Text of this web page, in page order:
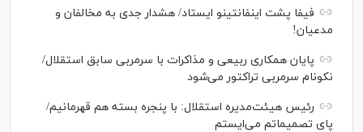
فیفا پشت اینفانتینو ایستاد/ هشدار جدی به مخالفان و
مدعیان!
پایان همکاری ربیعی و مذاکرات با سرمربی سابق استقلال/
نکونام سرمربی تراکتور می‌شود
رئیس هیئت‌مدیره استقلال: با پنجره بسته هم قهرمانیم/
پای تصمیماتم می‌ایستم